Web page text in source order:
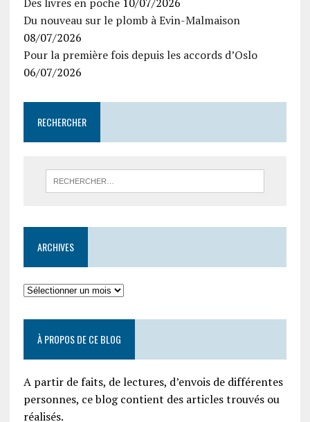
Du nouveau sur le plomb à Evin-Malmaison
08/07/2026
Pour la première fois depuis les accords d’Oslo
06/07/2026
RECHERCHER
ARCHIVES
À PROPOS DE CE BLOG
A partir de faits, de lectures, d’envois de différentes
personnes, ce blog contient des articles trouvés ou
réalisés.